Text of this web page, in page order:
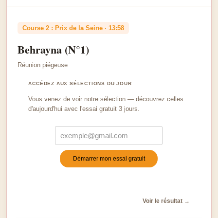
Course 2 : Prix de la Seine · 13:58
Behrayna (N°1)
Réunion piégeuse
ACCÉDEZ AUX SÉLECTIONS DU JOUR
Vous venez de voir notre sélection — découvrez celles
d'aujourd'hui avec l'essai gratuit 3 jours.
Démarrer mon essai gratuit
Voir le résultat →